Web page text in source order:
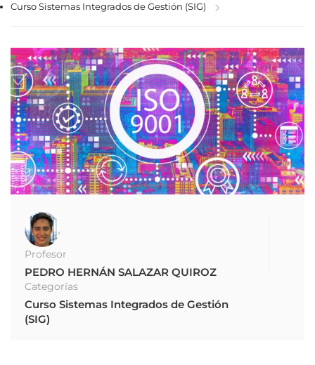
Curso Sistemas Integrados de Gestión (SIG)
Profesor
PEDRO HERNÁN SALAZAR QUIROZ
Categorías
Curso Sistemas Integrados de Gestión
(SIG)